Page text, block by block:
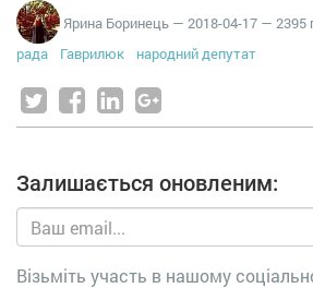
Ярина Боринець — 2018-04-17 — 2395
рада
Гаврилюк народний депутат
Залишається оновленим:
Візьміть участь в нашому